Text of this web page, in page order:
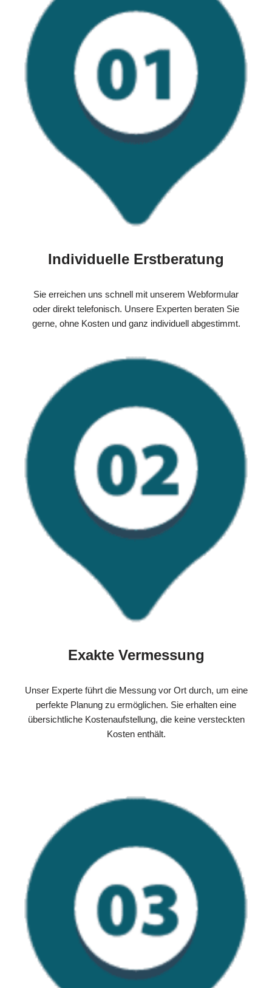
Individuelle Erstberatung
Sie erreichen uns schnell mit unserem Webformular
oder direkt telefonisch. Unsere Experten beraten Sie
gerne, ohne Kosten und ganz individuell abgestimmt.
Exakte Vermessung
Unser Experte führt die Messung vor Ort durch, um eine
perfekte Planung zu ermöglichen. Sie erhalten eine
übersichtliche Kostenaufstellung, die keine versteckten
Kosten enthält.